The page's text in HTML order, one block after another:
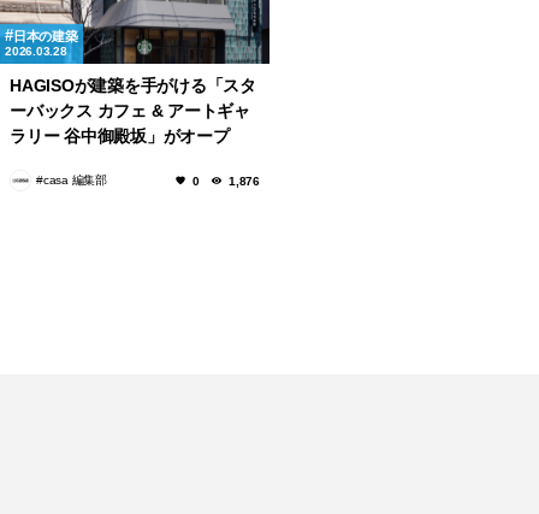
日本の建築
2026.03.28
HAGISOが建築を手がける「スタ
ーバックス カフェ & アートギャ
ラリー 谷中御殿坂」がオープ
#casa 編集部 0 1,876